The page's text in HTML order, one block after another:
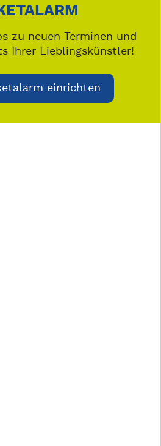
zu neuen Terminen und
Ihrer Lieblingskünstler!
einrichten